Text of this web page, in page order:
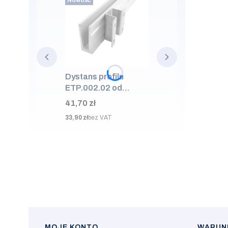
Dystans profilu
ETP.002.02 od
ściany 50mm, AISI
304, SUROWA
Cena
41,70 zł
Cena
33,90 złbez VAT